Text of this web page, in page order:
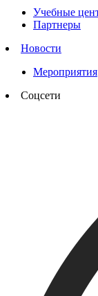
Учебные
Партнеры
Новости
Мероприятия
Соцсети